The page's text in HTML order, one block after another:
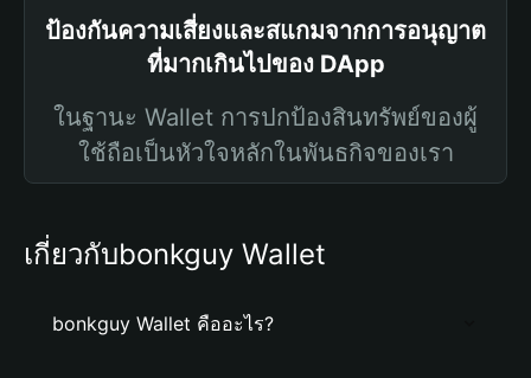
ป้องกันความเสี่ยงและสแกมจากการอนุญาต
ที่มากเกินไปของ DApp
ในฐานะ Wallet การปกป้องสินทรัพย์ของผู้
ใช้ถือเป็นหัวใจหลักในพันธกิจของเรา
เกี่ยวกับbonkguy Wallet
bonkguy Wallet คืออะไร?